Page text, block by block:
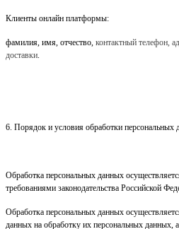
Клиенты онлайн платформы:
фамилия, имя, отчество, контактный телефон,
доставки.
6. Порядок и условия обработки персональных
Обработка персональных данных
требованиями законодательства Российской
Обработка персональных данных
данных на обработку их персональных данных,